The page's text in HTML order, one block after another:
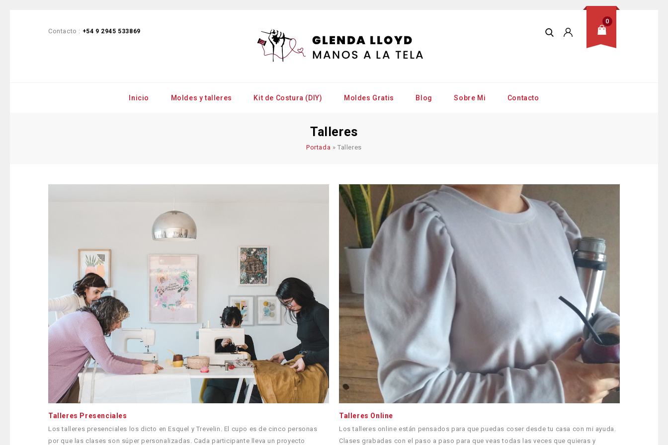
Contacto : +54 9 2945 533869
0
Inicio Moldes y talleres Kit de Costura (DIY) Moldes Gratis Blog Sobre Mi Contacto
Talleres
Portada »Talleres
Talleres Presenciales
Los talleres presenciales los dicto en Esquel y Trevelin. El cupo es de cinco personas
por que las clases son súper personalizadas. Cada participante lleva un proyecto
Talleres Online
Los talleres online están pensados para que puedas coser desde tu casa con mi ayuda.
Clases grabadas con el paso a paso para que veas todas las veces que quieras y